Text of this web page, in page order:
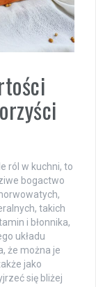
ról w kuchni, to
bogactwo
takich
i błonnika,
układu
że można je
jako
się bliżej